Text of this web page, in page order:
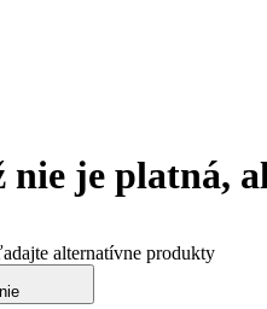
je platná,
alternatívne produkty